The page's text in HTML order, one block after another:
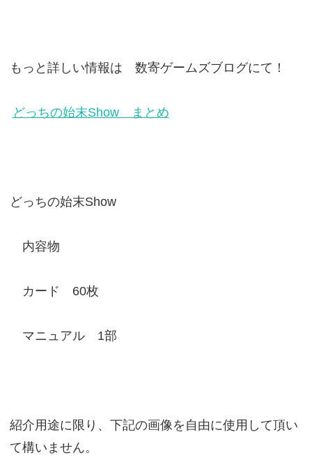
もっと詳しい情報は 数寄ゲームズブログにて！
どっちの始末Show まとめ
どっちの始末Show
内容物
カード 60枚
マニュアル 1部
紹介用途に限り、下記の画像を自由に使用して頂い
て構いません。